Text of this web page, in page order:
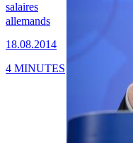
salaires
allemands
18.08.2014
4 MINUTES